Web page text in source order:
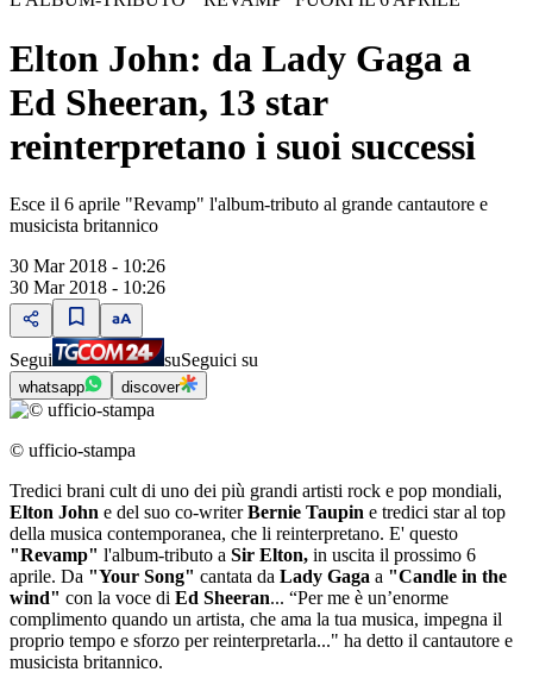
Elton John: da Lady Gaga a
Ed Sheeran, 13 star
reinterpretano i suoi successi
Esce il 6 aprile "Revamp" l'album-tributo al grande cantautore e
musicista britannico
30 Mar 2018 - 10:26
30 Mar 2018 - 10:26
Segui suSeguici su
whatsapp discover
© ufficio-stampa
Tredici brani cult di uno dei più grandi artisti rock e pop mondiali,
Elton John e del suo co-writerBernie Taupin e tredici star al top
della musica contemporanea, che li reinterpretano. E' questo
"Revamp" l'album-tributo a Sir Elton, in uscita il prossimo 6
aprile. Da "Your Song" cantata da Lady Gaga a "Candle in the
wind" con la voce di Ed Sheeran... “Per me è un’enorme
complimento quando un artista, che ama la tua musica, impegna il
proprio tempo e sforzo per reinterpretarla..." ha detto il cantautore e
musicista britannico.